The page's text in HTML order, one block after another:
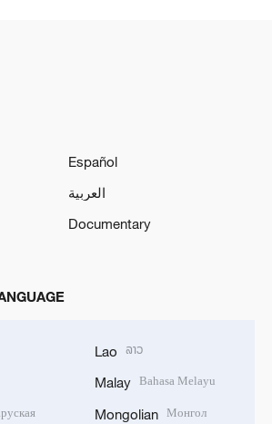
Español
العربية
Documentary
Lao ລາວ
Malay Bahasa Melayu
Mongolian Монгол